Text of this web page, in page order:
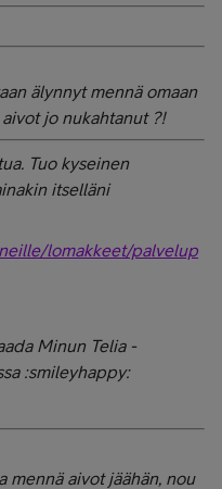
älynnyt mennä omaan
jo nukahtanut ?!
Tuo kyseinen
itselläni
lomakkeet/palvelup
Minun Telia -
:smileyhappy:
mennä aivot jäähän, nou